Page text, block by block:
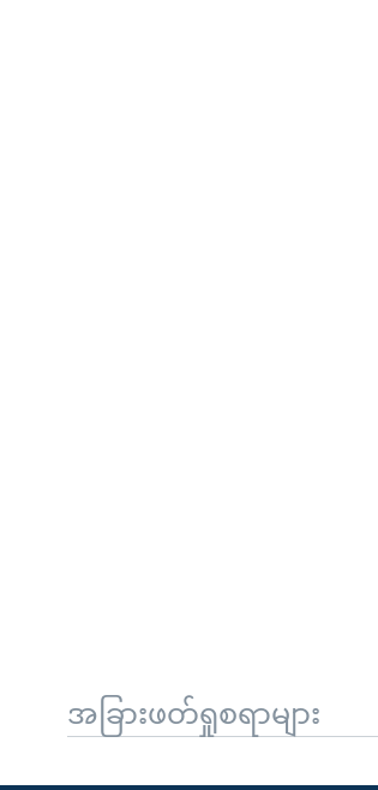
အခြားဖတ်ရှုစရာများ